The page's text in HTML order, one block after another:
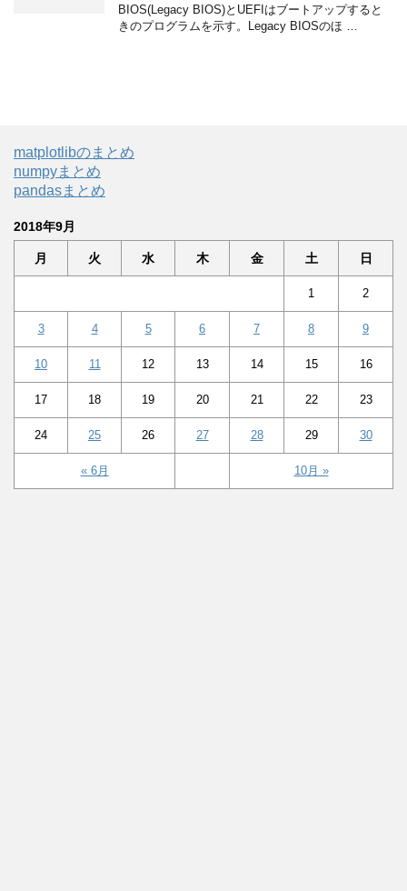
BIOS(Legacy BIOS)とUEFIはブートアップすると
きのプログラムを示す。Legacy BIOSのほ …
matplotlibのまとめ
numpyまとめ
pandasまとめ
2018年9月
月 火 水 木 金 土 日
« 6月 10月 »
1 2
3 4 5 6 7 8 9
10 11 12 13 14 15 16
17 18 19 20 21 22 23
24 25 26 27 28 29 30